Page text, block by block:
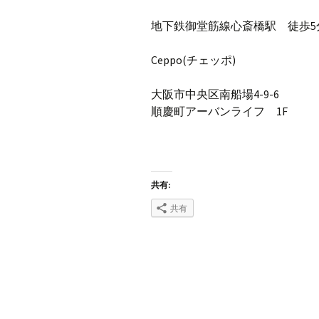
地下鉄御堂筋線心斎橋駅 徒歩5
Ceppo(チェッポ)
大阪市中央区南船場4-9-6
順慶町アーバンライフ 1F
共有:
共有